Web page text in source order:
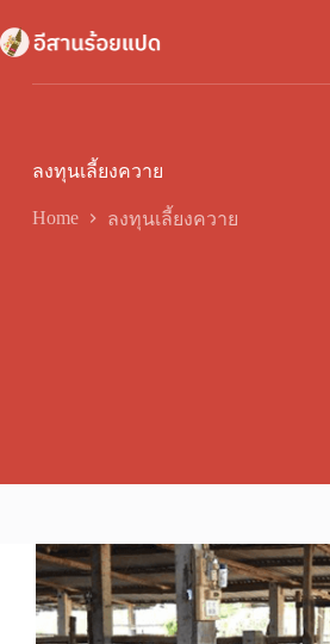
to
content
ลงทุนเลี้ยงควาย
Home ลงทุนเลี้ยงควาย